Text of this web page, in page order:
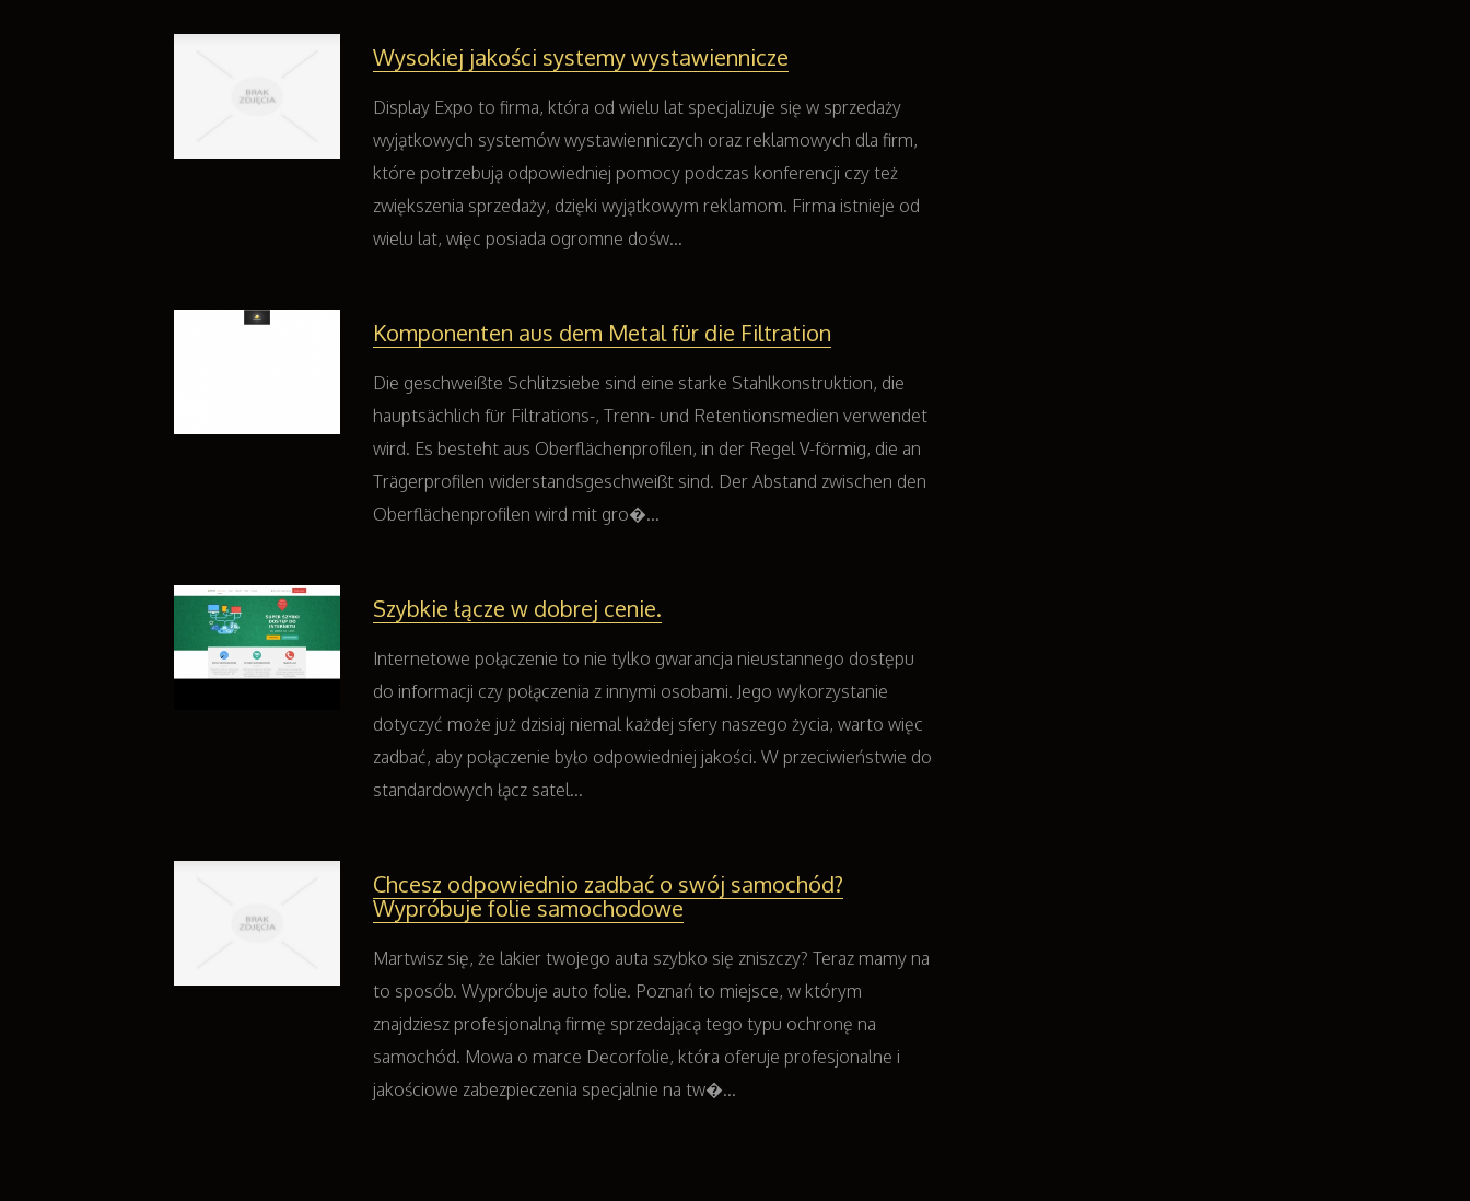
Wysokiej jakości systemy wystawiennicze
Display Expo to firma, która od wielu lat specjalizuje się w sprzedaży
wyjątkowych systemów wystawienniczych oraz reklamowych dla firm,
które potrzebują odpowiedniej pomocy podczas konferencji czy też
zwiększenia sprzedaży, dzięki wyjątkowym reklamom. Firma istnieje od
wielu lat, więc posiada ogromne dośw...
Komponenten aus dem Metal für die Filtration
Die geschweißte Schlitzsiebe sind eine starke Stahlkonstruktion, die
hauptsächlich für Filtrations-, Trenn- und Retentionsmedien verwendet
wird. Es besteht aus Oberflächenprofilen, in der Regel V-förmig, die an
Trägerprofilen widerstandsgeschweißt sind. Der Abstand zwischen den
Oberflächenprofilen wird mit gro�...
Szybkie łącze w dobrej cenie.
Internetowe połączenie to nie tylko gwarancja nieustannego dostępu
do informacji czy połączenia z innymi osobami. Jego wykorzystanie
dotyczyć może już dzisiaj niemal każdej sfery naszego życia, warto więc
zadbać, aby połączenie było odpowiedniej jakości. W przeciwieństwie do
standardowych łącz satel...
Chcesz odpowiednio zadbać o swój samochód?
Wypróbuje folie samochodowe
Martwisz się, że lakier twojego auta szybko się zniszczy? Teraz mamy na
to sposób. Wypróbuje auto folie. Poznań to miejsce, w którym
znajdziesz profesjonalną firmę sprzedającą tego typu ochronę na
samochód. Mowa o marce Decorfolie, która oferuje profesjonalne i
jakościowe zabezpieczenia specjalnie na tw�...